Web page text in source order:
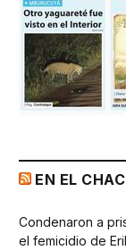
EN EL
Condenaron a
el femicidio de